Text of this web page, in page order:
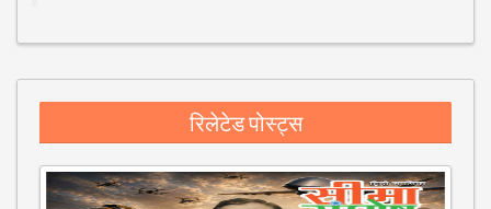
रिलेटेड पोस्ट्स